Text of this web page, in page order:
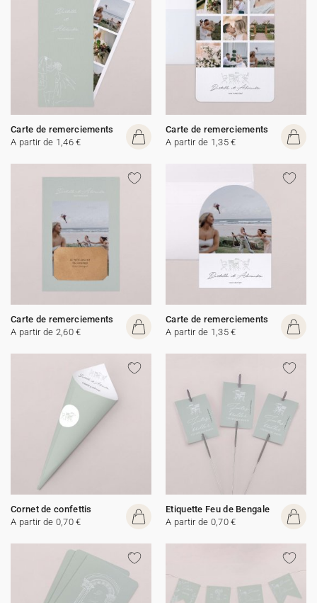
Carte de remerciements
A partir de 1,46 €
Carte de remerciements
A partir de 1,35 €
Carte de remerciements
A partir de 2,60 €
Carte de remerciements
A partir de 1,35 €
Cornet de confettis
A partir de 0,70 €
Etiquette Feu de Bengale
A partir de 0,70 €